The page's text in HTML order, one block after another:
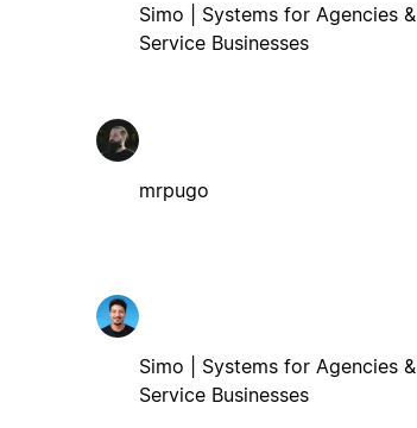
Simo | Systems for Agencies &
Service Businesses
mrpugo
Simo | Systems for Agencies &
Service Businesses